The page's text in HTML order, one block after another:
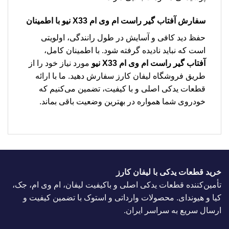
سفارش آفتاب گیر راست ام وی ام X33 نیو
با اطمینان
حفظ دید کافی و آسایش در طول رانندگی، اولویتی
است که نباید نادیده گرفته شود. با اطمینان کامل،
آفتاب گیر راست ام وی ام X33 نیو
مورد نیاز خود را از
طریق فروشگاه لیفان کارز سفارش دهید. ما با ارائه
قطعات یدکی اصلی و با کیفیت، تضمین می‌کنیم که
خودروی شما همواره در بهترین وضعیت باقی بماند.
خرید قطعات یدکی با لیفان کارز
تأمین‌کننده قطعات یدکی اصلی و باکیفیت لیفان، ام وی ام، جک،
کیا و هیوندای. محصولات وارداتی و استوک با تضمین کیفیت و
ارسال سریع به سراسر ایران.